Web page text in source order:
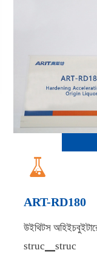

ART-RD180
উইথিটস
struc▁struc